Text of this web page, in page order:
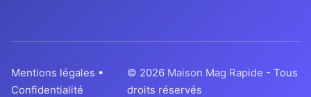
Mentions légales •
Confidentialité
© 2026 Maison Mag Rapide - Tous
droits réservés